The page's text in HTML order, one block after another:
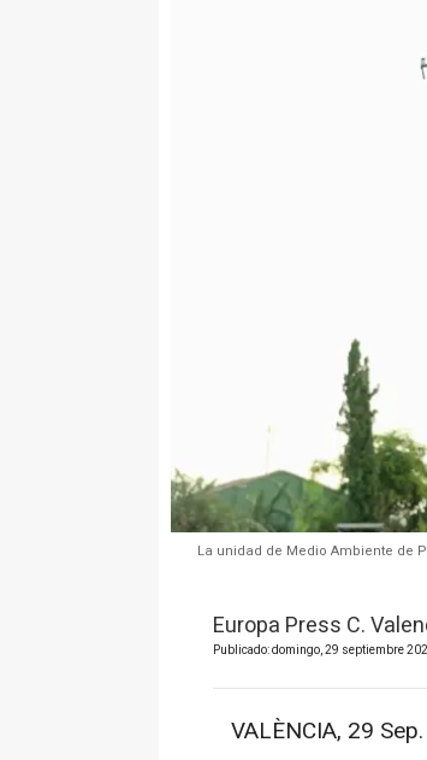
La unidad de Medio Ambiente de
Europa Press C.
Publicado: domingo, 29 septiembre
VALÈNCIA, 29